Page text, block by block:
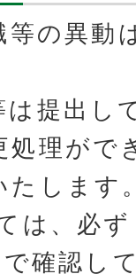
等の異動
は提出し
処理がで
たします
は、必
確認し